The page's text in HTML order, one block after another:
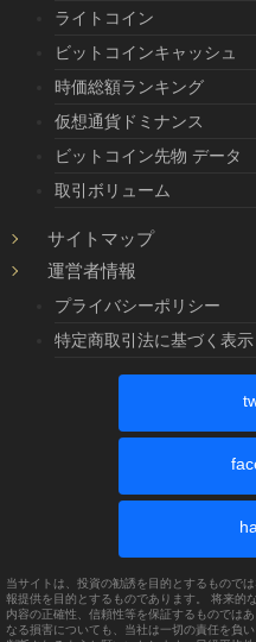
ライトコイン
ビットコインキャッシュ
時価総額ランキング
仮想通貨ドミナンス
ビットコイン先物 データ
取引ボリューム
サイトマップ
運営者情報
プライバシーポリシー
特定商取引法に基づく表示
当サイトは、投資の勧誘を目的とするもので
報提供を目的とするものであります。 将来的
内容の正確性、信頼性等を保証するものでは
なる損害についても、当社は一切の責任を負